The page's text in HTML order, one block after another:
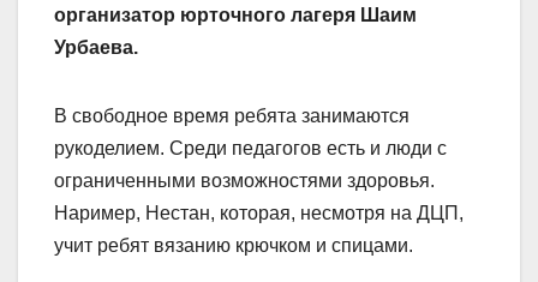
организатор юрточного лагеря Шаим
Урбаева.
В свободное время ребята занимаются
рукоделием. Среди педагогов есть и люди с
ограниченными возможностями здоровья.
Наример, Нестан, которая, несмотря на ДЦП,
учит ребят вязанию крючком и спицами.